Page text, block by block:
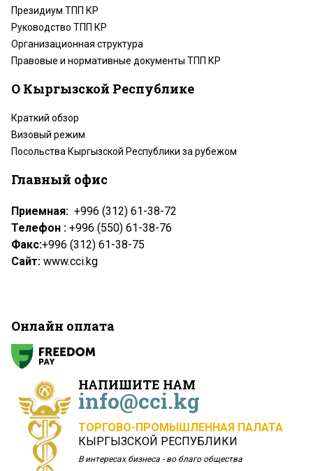
НАПИШИТЕ НАМ
info@cci.kg
ТОРГОВО-ПРОМЫШЛЕННАЯ ПАЛАТА
КЫРГЫЗСКОЙ РЕСПУБЛИКИ
В интересах бизнеса - во благо общества
Президиум ТПП КР
Руководство ТПП КР
Организационная структура
Правовые и нормативные документы ТПП КР
О Кыргызской Республике
Краткий обзор
Визовый режим
Посольства Кыргызской Республики за рубежом
Главный офис
Приемная: +996 (312) 61-38-72
Телефон : +996 (550) 61-38-76
Факс:+996 (312) 61-38-75
Сайт: www.cci.kg
Онлайн оплата